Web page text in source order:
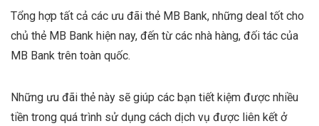
Khách sạn
Master card
Mua sắm
Nhà hàng
Sản phẩm dịch vụ
Tổng hợp tất cả các ưu đãi thẻ MB Bank, những deal tốt cho
chủ thẻ MB Bank hiện nay, đến từ các nhà hàng, đối tác của
MB Bank trên toàn quốc.
Những ưu đãi thẻ này sẽ giúp các bạn tiết kiệm được nhiều
tiền trong quá trình sử dụng cách dịch vụ được liên kết ở